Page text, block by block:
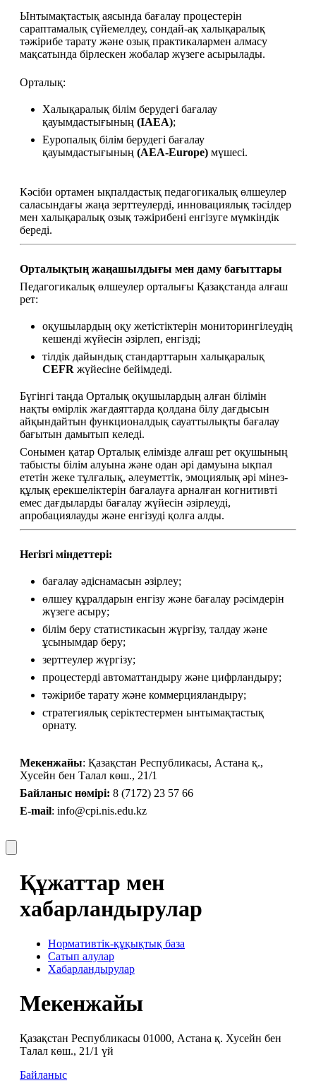
Ынтымақтастық аясында бағалау процестерін
сараптамалық сүйемелдеу, сондай-ақ халықаралық
тәжірибе тарату және озық практикалармен алмасу
мақсатында бірлескен жобалар жүзеге асырылады.
Орталық:
Халықаралық білім берудегі бағалау
қауымдастығының (IAEA);
Еуропалық білім берудегі бағалау
қауымдастығының (AEA-Europe) мүшесі.
Кәсіби ортамен ықпалдастық педагогикалық өлшеулер
саласындағы жаңа зерттеулерді, инновациялық тәсілдер
мен халықаралық озық тәжірибені енгізуге мүмкіндік
береді.
Орталықтың жаңашылдығы мен даму бағыттары
Педагогикалық өлшеулер орталығы Қазақстанда алғаш
рет:
оқушылардың оқу жетістіктерін мониторингілеудің
кешенді жүйесін әзірлеп, енгізді;
CEFR жүйесіне бейімдеді.
Бүгінгі таңда Орталық оқушылардың алған білімін
нақты өмірлік жағдаяттарда қолдана білу дағдысын
айқындайтын функционалдық сауаттылықты бағалау
бағытын дамытып келеді.
Сонымен қатар Орталық елімізде алғаш рет оқушының
табысты білім алуына және одан әрі дамуына ықпал
ететін жеке тұлғалық, әлеуметтік, эмоциялық әрі мінез-
құлық ерекшеліктерін бағалауға арналған когнитивті
емес дағдыларды бағалау жүйесін әзірлеуді,
апробациялауды және енгізуді қолға алды.
Негізгі міндеттері:
бағалау әдіснамасын әзірлеу;
өлшеу құралдарын енгізу және бағалау рәсімдерін
жүзеге асыру;
білім беру статистикасын жүргізу, талдау және
ұсынымдар беру;
зерттеулер жүргізу;
процестерді автоматтандыру және цифрландыру;
тәжірибе тарату және коммерцияландыру;
стратегиялық серіктестермен ынтымақтастық
орнату.
Мекенжайы: Қазақстан Республикасы, Астана қ.,
Хусейн бен Талал көш., 21/1
Байланыс нөмірі: 8 (7172) 23 57 66
E-mail: info@cpi.nis.edu.kz
Құжаттар мен
хабарландырулар
Нормативтік-құқықтық база
Сатып алулар
Хабарландырулар
Мекенжайы
Қазақстан Республикасы 01000, Астана қ. Хусейн бен
Талал көш., 21/1 үй
Байланыс